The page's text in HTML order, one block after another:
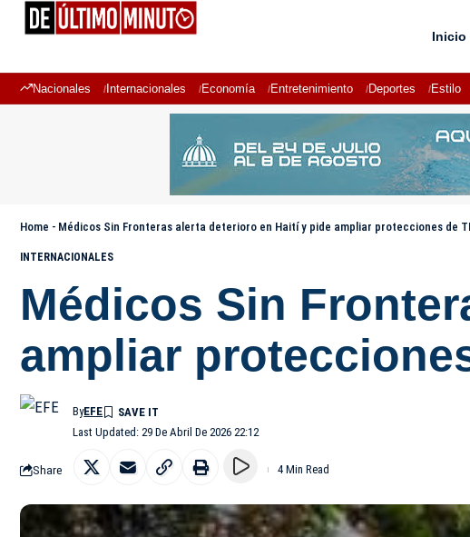
Inicio
Nacionales Internacionales Economía Entretenimiento Deportes Estilo
Home - Médicos Sin Fronteras alerta deterioro en Haití y pide ampliar protecciones de
INTERNACIONALES
Médicos Sin
ampliar
Last Updated: 29 De Abril De 2026 22:12
ByEFE
Share 4 Min Read